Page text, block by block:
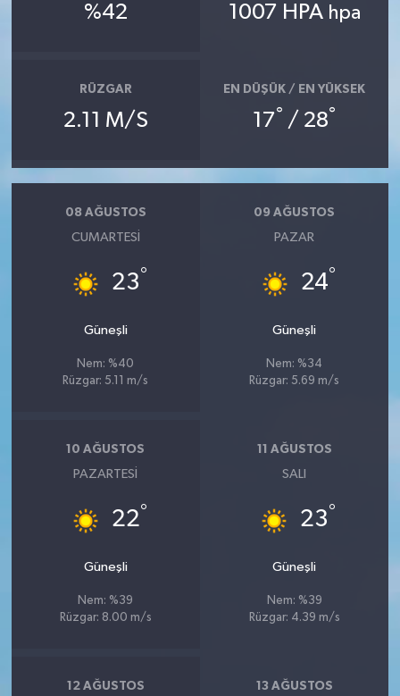
%42 1007 HPA hpa
RÜZGAR
2.11 M/S
EN DÜŞÜK / EN YÜKSEK
17° / 28°
08 AĞUSTOS
CUMARTESI
23°
Güneşli
Nem: %40
Rüzgar: 5.11 m/s
09 AĞUSTOS
PAZAR
24°
Güneşli
Nem: %34
Rüzgar: 5.69 m/s
10 AĞUSTOS
PAZARTESI
22°
Güneşli
Nem: %39
Rüzgar: 8.00 m/s
11 AĞUSTOS
SALI
23°
Güneşli
Nem: %39
Rüzgar: 4.39 m/s
12 AĞUSTOS 13 AĞUSTOS